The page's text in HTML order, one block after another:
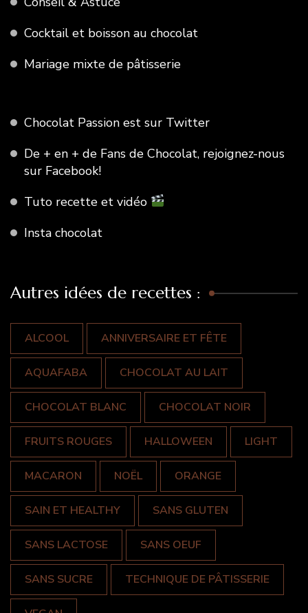
Cocktail et boisson au chocolat
Mariage mixte de pâtisserie
Chocolat Passion est sur Twitter
De + en + de Fans de Chocolat, rejoignez-nous
sur Facebook!
Tuto recette et vidéo
Insta chocolat
Autres idées de recettes :
ALCOOL ANNIVERSAIRE ET FÊTE
AQUAFABA CHOCOLAT AU LAIT
CHOCOLAT BLANC CHOCOLAT NOIR
FRUITS ROUGES HALLOWEEN LIGHT
MACARON NOËL ORANGE
SAIN ET HEALTHY SANS GLUTEN
SANS LACTOSE SANS OEUF
SANS SUCRE TECHNIQUE DE PÂTISSERIE